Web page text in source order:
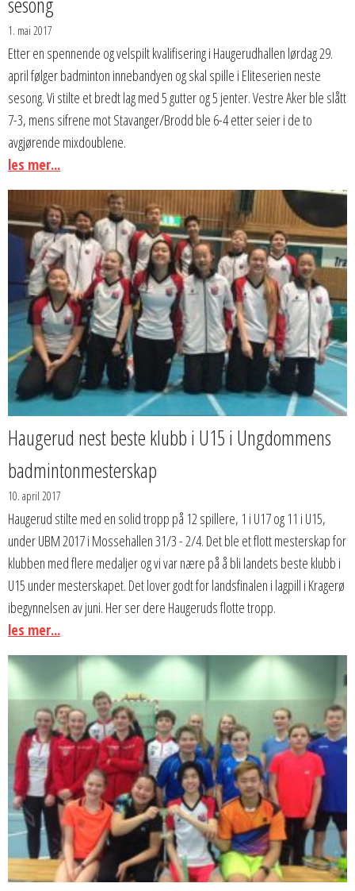
1. mai 2017
Etter en spennende og velspilt kvalifisering i Haugerudhallen lørdag 29.
april følger badminton innebandyen og skal spille i Eliteserien neste
sesong. Vi stilte et bredt lag med 5 gutter og 5 jenter. Vestre Aker ble slått
7-3, mens sifrene mot Stavanger/Brodd ble 6-4 etter seier i de to
avgjørende mixdoublene.
les mer...
Haugerud nest beste klubb i U15 i Ungdommens
badmintonmesterskap
10. april 2017
Haugerud stilte med en solid tropp på 12 spillere, 1 i U17 og 11 i U15,
under UBM 2017 i Mossehallen 31/3 - 2/4. Det ble et flott mesterskap for
klubben med flere medaljer og vi var nære på å bli landets beste klubb i
U15 under mesterskapet. Det lover godt for landsfinalen i lagpill i Kragerø
ibegynnelsen av juni. Her ser dere Haugeruds flotte tropp.
les mer...